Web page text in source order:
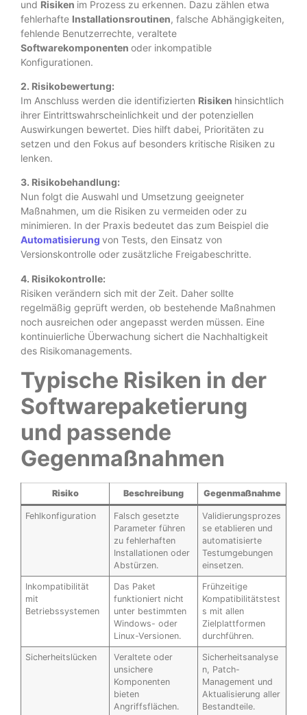
und Risiken im Prozess zu erkennen. Dazu zählen etwa
fehlerhafte Installationsroutinen, falsche Abhängigkeiten,
fehlende Benutzerrechte, veraltete
Softwarekomponenten oder inkompatible
Konfigurationen.
2. Risikobewertung:
Im Anschluss werden die identifizierten Risiken hinsichtlich
ihrer Eintrittswahrscheinlichkeit und der potenziellen
Auswirkungen bewertet. Dies hilft dabei, Prioritäten zu
setzen und den Fokus auf besonders kritische Risiken zu
lenken.
3. Risikobehandlung:
Nun folgt die Auswahl und Umsetzung geeigneter
Maßnahmen, um die Risiken zu vermeiden oder zu
minimieren. In der Praxis bedeutet das zum Beispiel die
Automatisierung von Tests, den Einsatz von
Versionskontrolle oder zusätzliche Freigabeschritte.
4. Risikokontrolle:
Risiken verändern sich mit der Zeit. Daher sollte
regelmäßig geprüft werden, ob bestehende Maßnahmen
noch ausreichen oder angepasst werden müssen. Eine
kontinuierliche Überwachung sichert die Nachhaltigkeit
des Risikomanagements.
Typische Risiken in der
Softwarepaketierung
und passende
Gegenmaßnahmen
Risiko Beschreibung Gegenmaßnahme
Fehlkonfiguration
Falsch gesetzte
Parameter führen
zu fehlerhaften
Installationen oder
Abstürzen.
Validierungsprozes
se etablieren und
automatisierte
Testumgebungen
einsetzen.
Inkompatibilität
mit
Betriebssystemen
Das Paket
funktioniert nicht
unter bestimmten
Windows- oder
Linux-Versionen.
Frühzeitige
Kompatibilitätstest
s mit allen
Zielplattformen
durchführen.
Sicherheitslücken
Veraltete oder
unsichere
Komponenten
bieten
Angriffsflächen.
Sicherheitsanalyse
n, Patch-
Management und
Aktualisierung aller
Bestandteile.